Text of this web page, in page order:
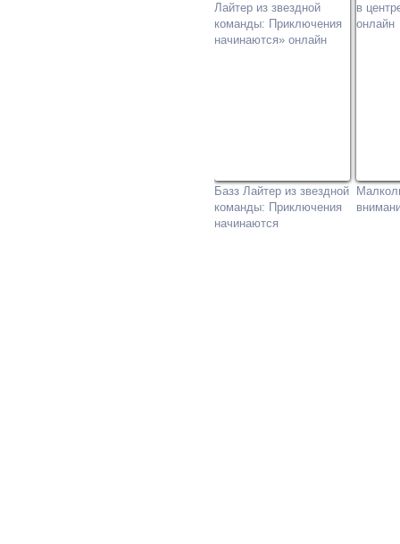
Базз Лайтер из звездной
команды: Приключения
начинаются